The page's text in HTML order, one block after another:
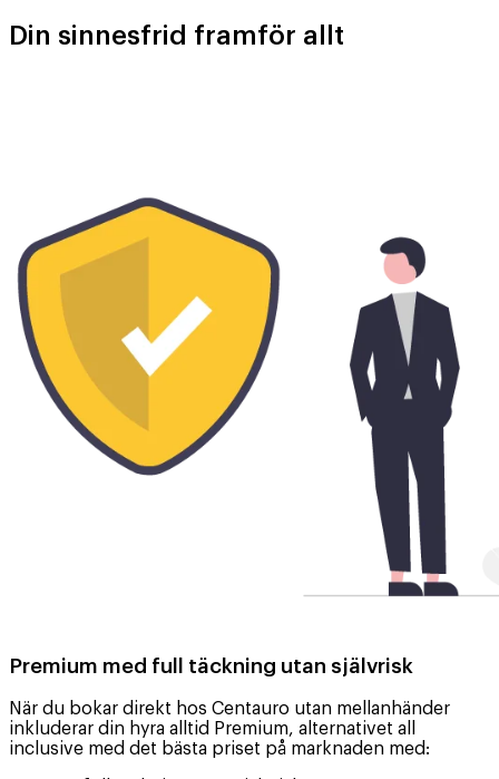
Din sinnesfrid framför allt
Premium med full täckning utan självrisk
När du bokar direkt hos Centauro utan mellanhänder
inkluderar din hyra alltid Premium, alternativet all
inclusive med det bästa priset på marknaden med: